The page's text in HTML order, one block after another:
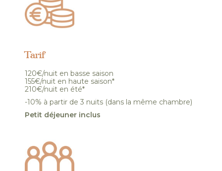
Tarif
120€/nuit en basse saison
155€/nuit en haute saison*
210€/nuit en été*
-10% à partir de 3 nuits (dans la même chambre)
Petit déjeuner inclus